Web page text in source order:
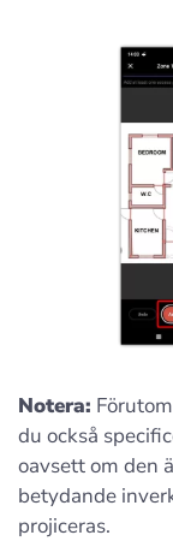
Notera:
du också
oavsett om den
betydande
projiceras.